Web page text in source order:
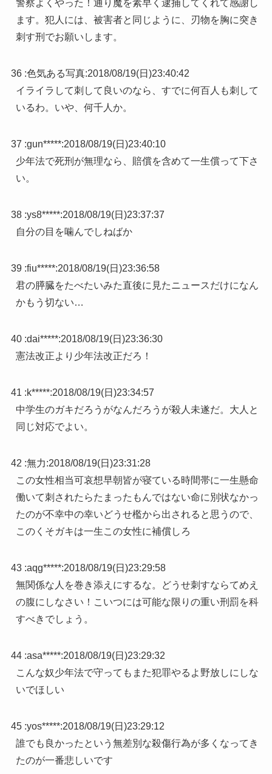
警察よくやった！通り魔を素早く逮捕してくれて感謝し
ます。犯人には、被害者と同じように、刃物を胸に突き
刺す刑でお願いします。
36 :色気ある写真:2018/08/19(日)23:40:42
イライラして刺して良いのなら、すでに何百人も刺して
いるわ。いや、何千人か。
37 :gun*****:2018/08/19(日)23:40:10
少年法で死刑が無理なら、賠償を含めて一生償って下さ
い。
38 :ys8*****:2018/08/19(日)23:37:37
自分の目を噛んでしねばか
39 :fiu*****:2018/08/19(日)23:36:58
君の膵臓をたべたいみた直後に見たニュースだけになん
かもう切ない…
40 :dai*****:2018/08/19(日)23:36:30
憲法改正より少年法改正だろ！
41 :k*****:2018/08/19(日)23:34:57
中学生のガキだろうがなんだろうが殺人未遂だ。大人と
同じ対応でよい。
42 :無力:2018/08/19(日)23:31:28
この女性相当可哀想早朝皆が寝ている時間帯に一生懸命
働いて刺されたらたまったもんではない命に別状なかっ
たのが不幸中の幸いどうせ檻から出されると思うので、
このくそガキは一生この女性に補償しろ
43 :aqg*****:2018/08/19(日)23:29:58
無関係な人を巻き添えにするな。どうせ刺すならてめえ
の腹にしなさい！こいつには可能な限りの重い刑罰を科
すべきでしょう。
44 :asa*****:2018/08/19(日)23:29:32
こんな奴少年法で守ってもまた犯罪やるよ野放しにしな
いでほしい
45 :yos*****:2018/08/19(日)23:29:12
誰でも良かったという無差別な殺傷行為が多くなってき
たのが一番悲しいです